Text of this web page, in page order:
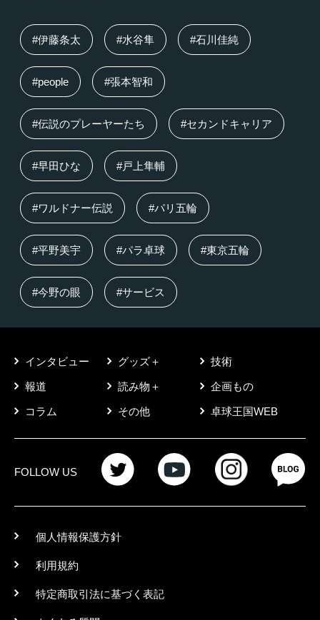
#伊藤条太 #水谷隼 #石川佳純
#people #張本智和
#伝説のプレーヤーたち #セカンドキャリア
#早田ひな #戸上隼輔
#ワルドナー伝説 #パリ五輪
#平野美宇 #パラ卓球 #東京五輪
#今野の眼 #サービス
インタビュー グッズ＋ 技術
報道 読み物＋ 企画もの
コラム その他 卓球王国WEB
FOLLOW US
個人情報保護方針
利用規約
特定商取引法に基づく表記